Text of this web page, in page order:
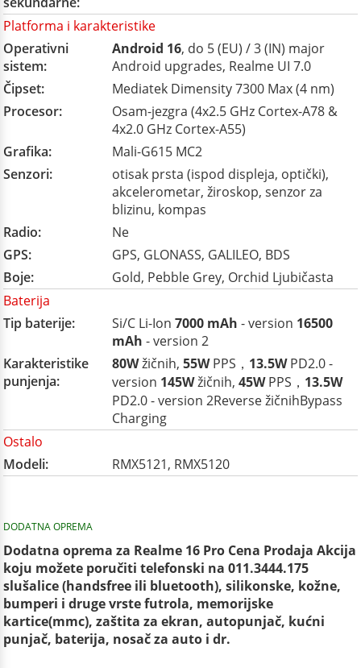
Platforma i karakteristike
Operativni
sistem:
Android 16, do 5 (EU) / 3 (IN) major
Android upgrades, Realme UI 7.0
Čipset:
Mediatek Dimensity 7300 Max (4 nm)
Procesor:
Osam-jezgra (4x2.5 GHz Cortex-A78 &
4x2.0 GHz Cortex-A55)
Grafika:
Mali-G615 MC2
Senzori:
otisak prsta (ispod displeja, optički),
akcelerometar, žiroskop, senzor za
blizinu, kompas
Radio:
Ne
GPS:
GPS, GLONASS, GALILEO, BDS
Boje:
Gold, Pebble Grey, Orchid Ljubičasta
Baterija
Tip baterije:
Si/C Li-Ion 7000 mAh - version 16500
mAh - version 2
Karakteristike
punjenja:
80Wžičnih, 55WPPS， 13.5WPD2.0 -
version 145Wžičnih, 45WPPS， 13.5W
PD2.0 - version 2Reverse žičnihBypass
Charging
Ostalo
Modeli:
RMX5121, RMX5120
DODATNA OPREMA
Dodatna oprema za Realme 16 Pro Cena Prodaja Akcija
koju možete poručiti telefonski na 011.3444.175
slušalice (handsfree ili bluetooth), silikonske, kožne,
bumperi i druge vrste futrola, memorijske
kartice(mmc), zaštita za ekran, autopunjač, kućni
punjač, baterija, nosač za auto i dr.